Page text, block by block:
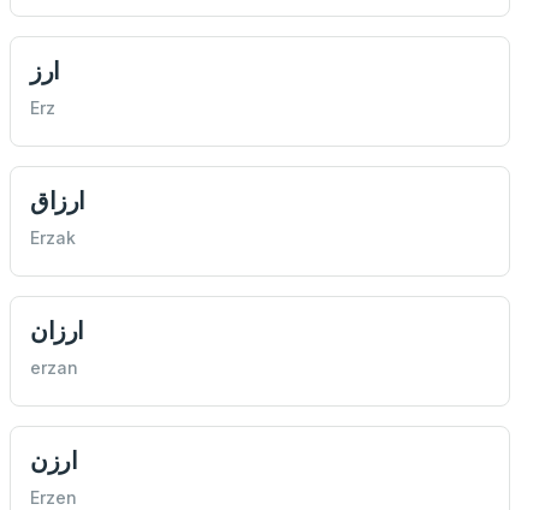
ارز
Erz
ارزاق
Erzak
ارزان
erzan
ارزن
Erzen